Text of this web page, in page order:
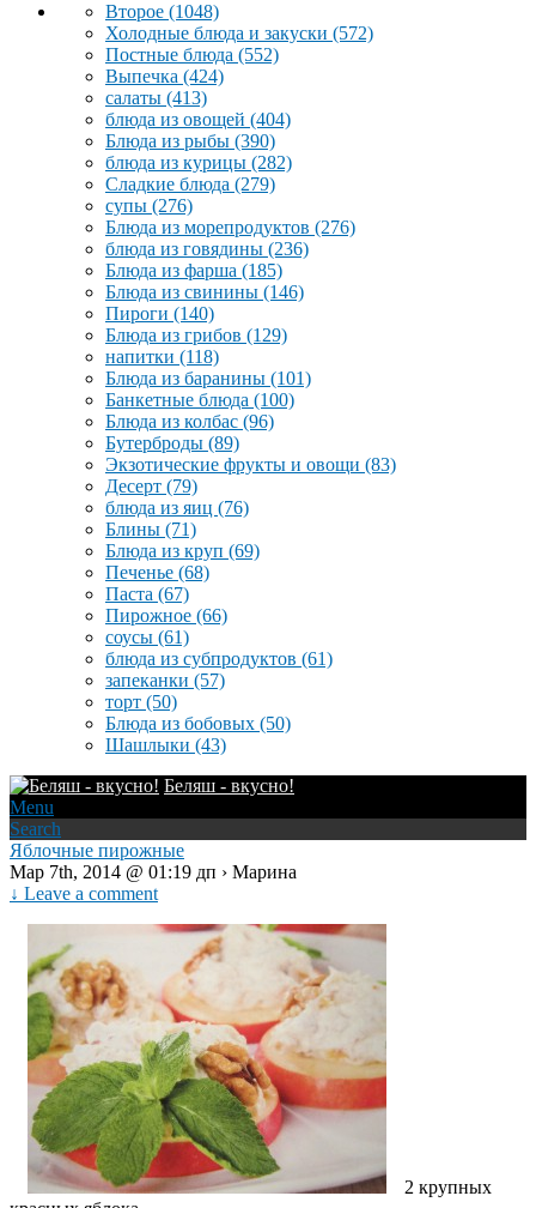
Второе (1048)
Холодные блюда и закуски (572)
Постные блюда (552)
Выпечка (424)
салаты (413)
блюда из овощей (404)
Блюда из рыбы (390)
блюда из курицы (282)
Сладкие блюда (279)
супы (276)
Блюда из морепродуктов (276)
блюда из говядины (236)
Блюда из фарша (185)
Блюда из свинины (146)
Пироги (140)
Блюда из грибов (129)
напитки (118)
Блюда из баранины (101)
Банкетные блюда (100)
Блюда из колбас (96)
Бутерброды (89)
Экзотические фрукты и овощи (83)
Десерт (79)
блюда из яиц (76)
Блины (71)
Блюда из круп (69)
Печенье (68)
Паста (67)
Пирожное (66)
соусы (61)
блюда из субпродуктов (61)
запеканки (57)
торт (50)
Блюда из бобовых (50)
Шашлыки (43)
Беляш - вкусно!
Menu
Search
Яблочные пирожные
Мар 7th, 2014 @ 01:19 дп › Марина
↓ Leave a comment
2 крупных